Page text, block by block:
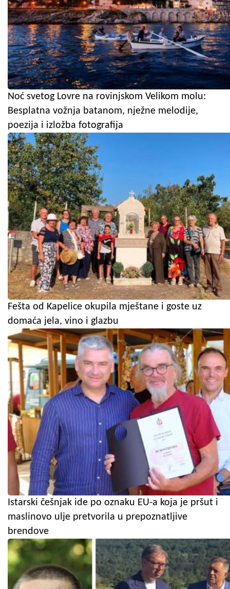
Noć svetog Lovre na rovinjskom Velikom molu:
Besplatna vožnja batanom, nježne melodije,
poezija i izložba fotografija
Fešta od Kapelice okupila mještane i goste uz
domaća jela, vino i glazbu
Istarski češnjak ide po oznaku EU-a koja je pršut i
maslinovo ulje pretvorila u prepoznatljive
brendove